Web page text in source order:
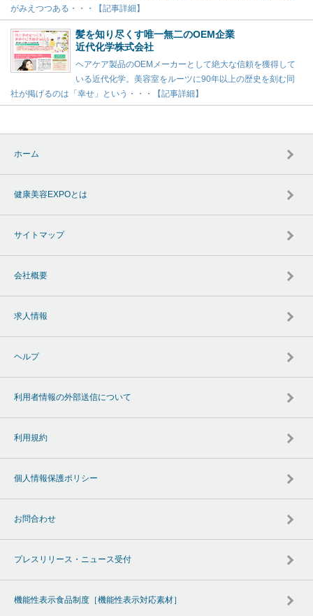
がみえつつある・・・【記事詳細】
髪を知り尽くす唯一無二のOEM企業
近代化学株式会社
ヘアケア製品のOEMメーカーとして絶大な信頼を獲得して
いる近代化学。美容室をルーツに90年以上の歴史を刻む同
社が掲げるのは「幸せ」という・・・【記事詳細】
ホーム
健康美容EXPOとは
サイトマップ
会社概要
求人情報
ヘルプ
利用者情報の外部送信について
利用規約
個人情報保護ポリシー
お問合わせ
プレスリリース・ニュース受付
機能性表示食品制度［機能性表示対応素材］